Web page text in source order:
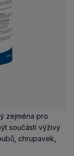
zejména pro
součástí výživy
chrupavek,